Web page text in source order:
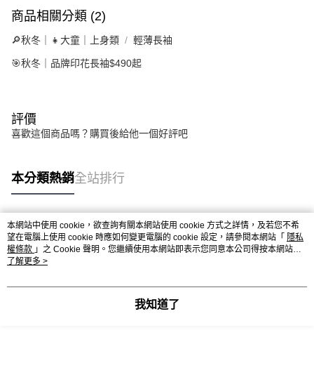
商品相關分類 (2)
🔎秋冬｜👧大童｜上身類 輕薄長袖
🎯秋冬｜品牌印花長袖$490起
評價
喜歡這個商品嗎？購買後給他一個好評吧
本分類熱銷全站排行
熱門標籤
本網站中使用 cookie，欲查詢有關本網站使用 cookie 方式之詳情，及若您不希
望在電腦上使用 cookie 時應如何變更電腦的 cookie 設定，請參閱本網站「 隱私
權條款 」之 Cookie 聲明。您繼續使用本網站即表示您同意本公司得按本網站使
用條款之 Cookie 聲明使用 cookie。
了解更多 >
我知道了